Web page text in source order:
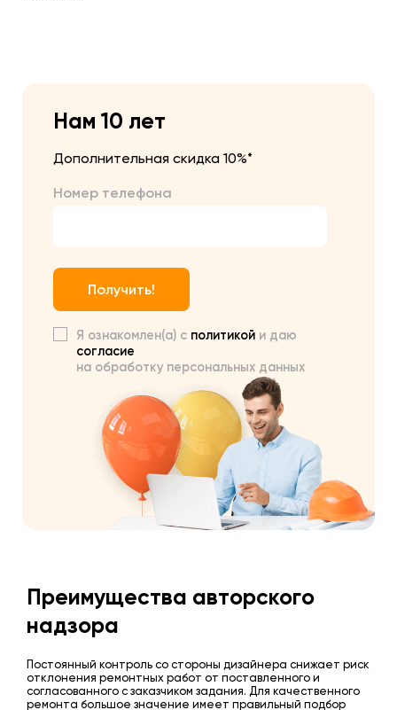
Нам 10 лет
Дополнительная скидка 10%*
Номер телефона
Получить!
Я ознакомлен(а) с политикой и даю
согласие
на обработку персональных данных
Преимущества авторского
надзора
Постоянный контроль со стороны дизайнера снижает риск
отклонения ремонтных работ от поставленного и
согласованного с заказчиком задания. Для качественного
ремонта большое значение имеет правильный подбор